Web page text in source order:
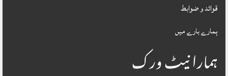
قوائد و ضوابط
ہمارے بارے میں
ہمارا نیٹ ورک